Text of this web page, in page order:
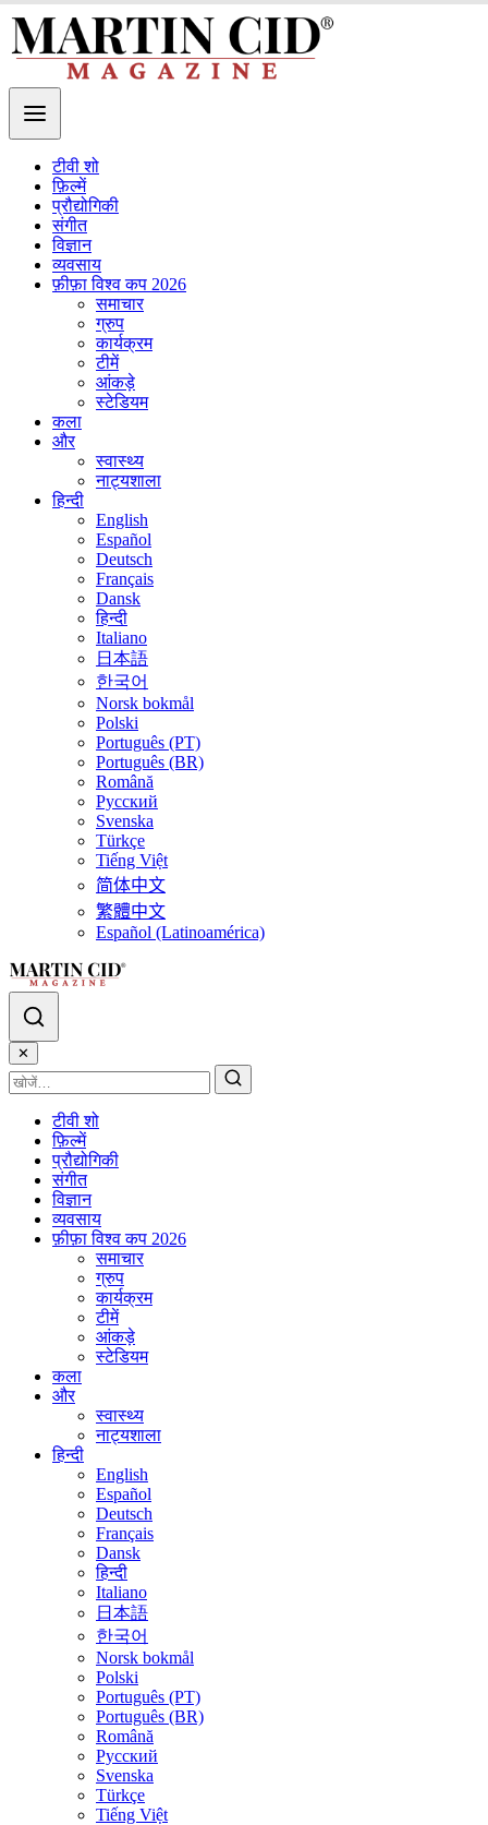
टीवी शो
फ़िल्में
प्रौद्योगिकी
संगीत
विज्ञान
व्यवसाय
फ़ीफ़ा विश्व कप 2026
समाचार
ग्रुप
कार्यक्रम
टीमें
आंकड़े
स्टेडियम
कला
और
स्वास्थ्य
नाट्यशाला
हिन्दी
English
Español
Deutsch
Français
Dansk
हिन्दी
Italiano
日本語
한국어
Norsk bokmål
Polski
Português (PT)
Português (BR)
Română
Русский
Svenska
Türkçe
Tiếng Việt
简体中文
繁體中文
Español (Latinoamérica)
✕
टीवी शो
फ़िल्में
प्रौद्योगिकी
संगीत
विज्ञान
व्यवसाय
फ़ीफ़ा विश्व कप 2026
समाचार
ग्रुप
कार्यक्रम
टीमें
आंकड़े
स्टेडियम
कला
और
स्वास्थ्य
नाट्यशाला
हिन्दी
English
Español
Deutsch
Français
Dansk
हिन्दी
Italiano
日本語
한국어
Norsk bokmål
Polski
Português (PT)
Português (BR)
Română
Русский
Svenska
Türkçe
Tiếng Việt